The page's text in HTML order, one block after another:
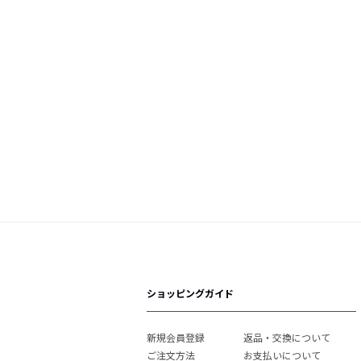
ショッピングガイド
新規会員登録
ご注文方法
返品・交換について
お支払いについて